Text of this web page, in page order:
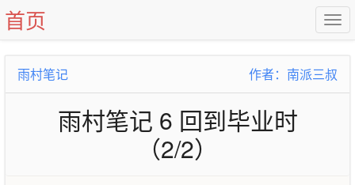
首页
雨村笔记 作者：南派三叔
雨村笔记 6 回到毕业时
（2/2）